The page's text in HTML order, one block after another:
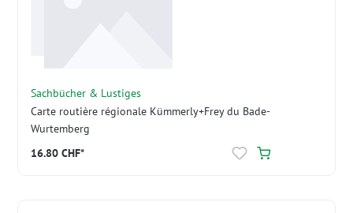
Sachbücher & Lustiges
Carte routière régionale Kümmerly+Frey du Bade-
Wurtemberg
16.80 CHF*